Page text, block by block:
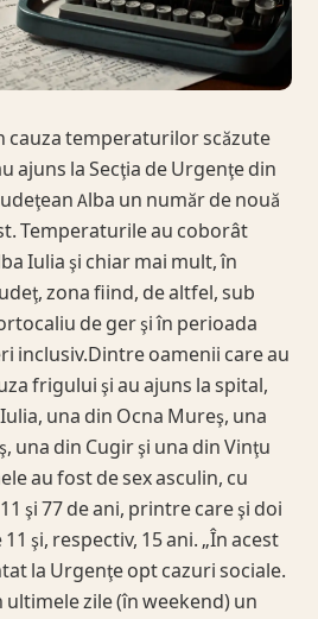
cauza temperaturilor scăzute
ajuns la Secţia de Urgenţe din
Alba un număr de nouă
Temperaturile au coborât
Iulia şi chiar mai mult, în
zona fiind, de altfel, sub
de ger şi în perioada
inclusiv.Dintre oamenii care au
frigului şi au ajuns la spital,
una din Ocna Mureş, una
una din Cugir şi una din Vinţu
au fost de sex asculin, cu
şi 77 de ani, printre care şi doi
şi, respectiv, 15 ani. „În acest
la Urgenţe opt cazuri sociale.
zile (în weekend) un